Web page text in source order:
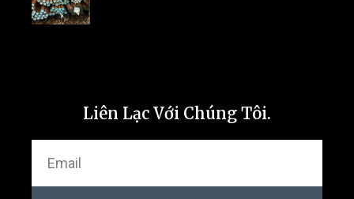
Liên Lạc Với Chúng Tôi.